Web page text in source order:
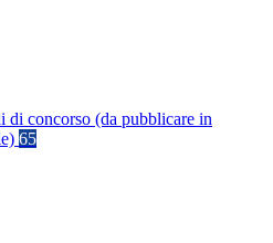
di concorso (da pubblicare in
65